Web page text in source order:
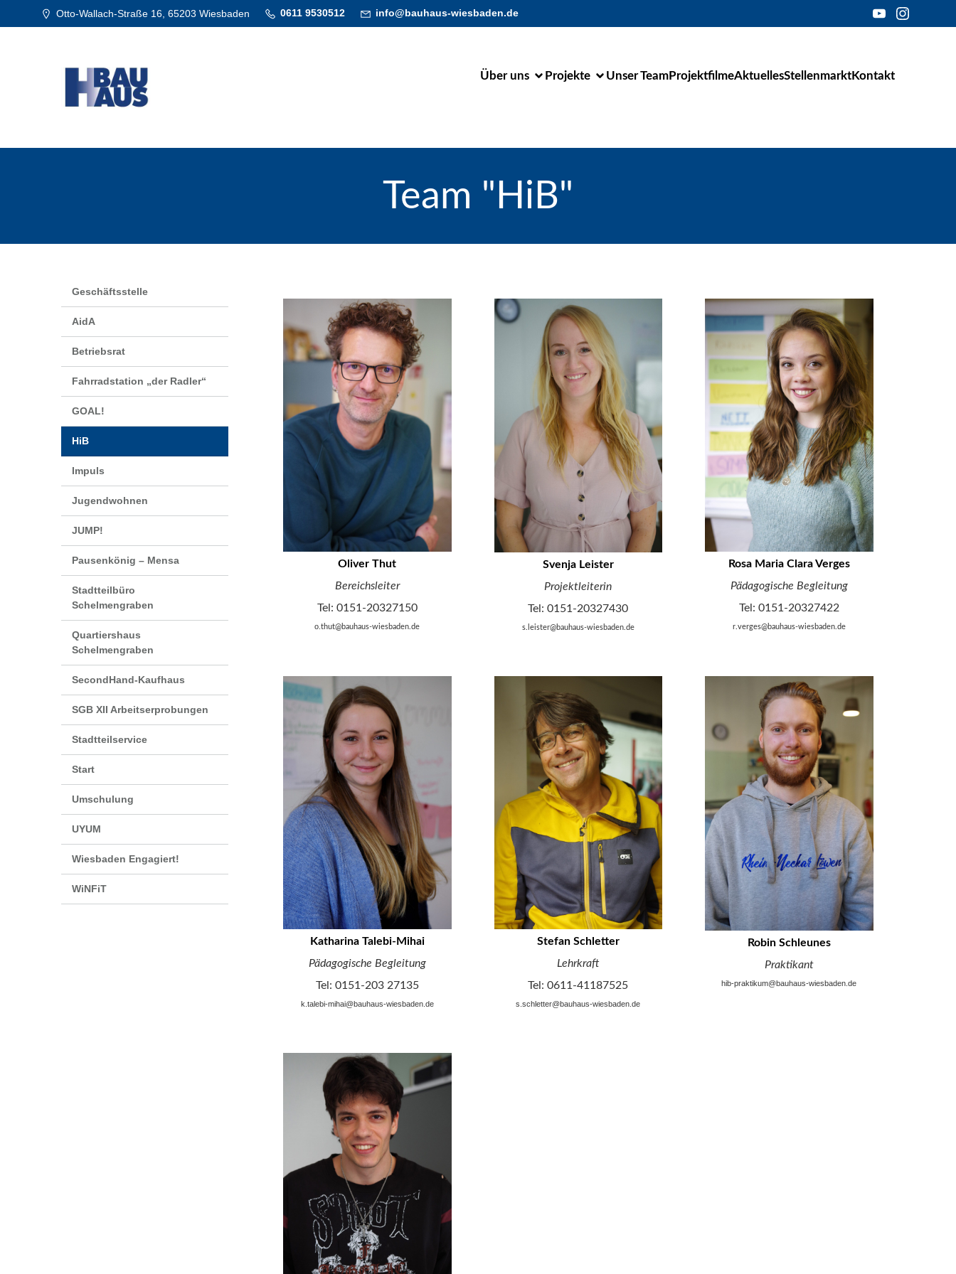
Otto-Wallach-Straße 16, 65203 Wiesbaden 0611 9530512 info@bauhaus-wiesbaden.de
Über uns Projekte Unser TeamProjektfilmeAktuellesStellenmarktKontakt
Team "HiB"
Geschäftsstelle
AidA
Betriebsrat
Fahrradstation „der Radler“
GOAL!
HiB
Impuls
Jugendwohnen
JUMP!
Pausenkönig – Mensa
Stadtteilbüro
Schelmengraben
Quartiershaus
Schelmengraben
SecondHand-Kaufhaus
SGB XII Arbeitserprobungen
Stadtteilservice
Start
Umschulung
UYUM
Wiesbaden Engagiert!
WiNFiT
Oliver Thut
Bereichsleiter
Tel: 0151-20327150
o.thut@bauhaus-wiesbaden.de
Svenja Leister
Projektleiterin
Tel: 0151-20327430
s.leister@bauhaus-wiesbaden.de
Rosa Maria Clara Verges
Pädagogische Begleitung
Tel: 0151-20327422
r.verges@bauhaus-wiesbaden.de
Katharina Talebi-Mihai
Pädagogische Begleitung
Tel: 0151-203 27135
k.talebi-mihai@bauhaus-wiesbaden.de
Stefan Schletter
Lehrkraft
Tel: 0611-41187525
s.schletter@bauhaus-wiesbaden.de
Robin Schleunes
Praktikant
hib-praktikum@bauhaus-wiesbaden.de